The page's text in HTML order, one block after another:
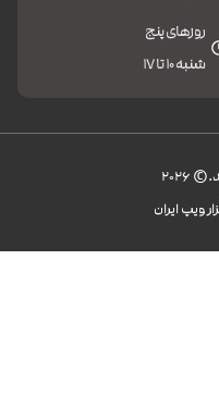
روزهای پنج
شنبه 10 تا 17
ویپ ایران